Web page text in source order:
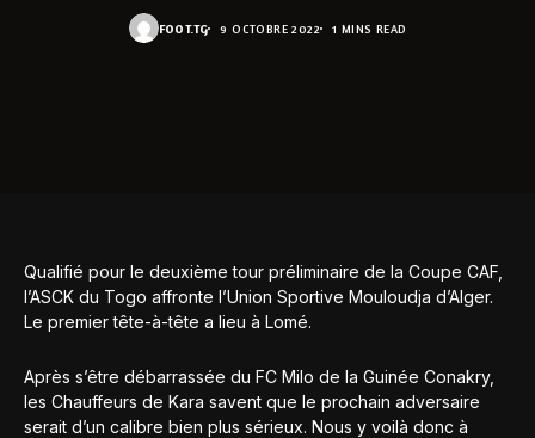
FOOT.TG 9 OCTOBRE 2022 1 MINS READ
Qualifié pour le deuxième tour préliminaire de la Coupe CAF,
l’ASCK du Togo affronte l’Union Sportive Mouloudja d’Alger.
Le premier tête-à-tête a lieu à Lomé.
Après s’être débarrassée du FC Milo de la Guinée Conakry,
les Chauffeurs de Kara savent que le prochain adversaire
serait d’un calibre bien plus sérieux. Nous y voilà donc à